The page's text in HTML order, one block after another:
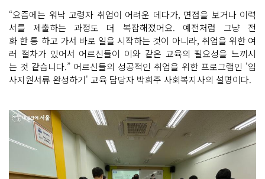
“요즘에는 워낙 고령자 취업이 어려운 데다가, 면접을 보거나 이력
서를 제출하는 과정도 더 복잡해졌어요. 예전처럼 그냥 전
화 한 통 하고 가서 바로 일을 시작하는 것이 아니라, 취업을 위한 여
러 절차가 있어서 어르신들이 이와 같은 교육의 필요성을 느끼시
는 것 같습니다.” 어르신들의 성공적인 취업을 위한 프로그램인 '입
사지원서류 완성하기' 교육 담당자 박희주 사회복지사의 설명이다.